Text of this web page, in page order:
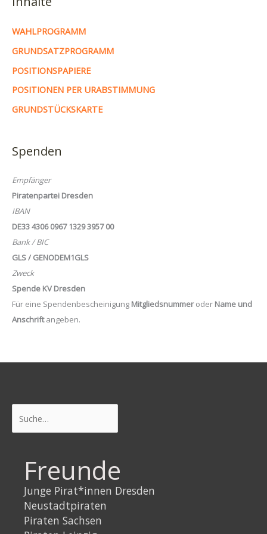
WAHLPROGRAMM
GRUNDSATZPROGRAMM
POSITIONSPAPIERE
POSITIONEN PER URABSTIMMUNG
GRUNDSTÜCKSKARTE
Spenden
Empfänger
Piratenpartei Dresden
IBAN
DE33 4306 0967 1329 3957 00
Bank / BIC
GLS / GENODEM1GLS
Zweck
Spende KV Dresden
Für eine Spendenbescheinigung Mitgliedsnummeroder Name und
Anschriftangeben.
Freunde
Junge Pirat*innen Dresden
Neustadtpiraten
Piraten Sachsen